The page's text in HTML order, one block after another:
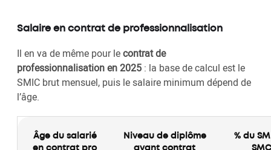
Salaire en contrat de professionnalisation
Il en va de même pour lecontrat de
professionnalisation en 2025 : la base de calcul est le
SMIC brut mensuel, puis le salaire minimum dépend de
l’âge.
Âge du salarié
en contrat pro
Niveau de diplôme
avant contrat
% du